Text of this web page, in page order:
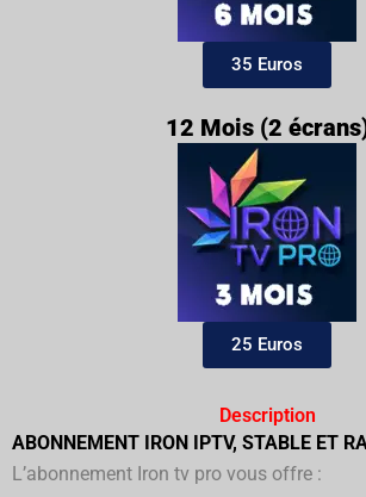
35 Euros
12 Mois (2
25 Euros
Description
ABONNEMENT IRON IPTV, STABLE ET
L’abonnement Iron tv pro vous offre :